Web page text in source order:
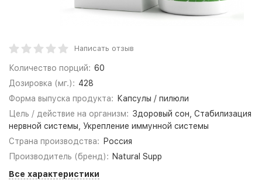
Написать отзыв
Количество порций: 60
Дозировка (мг.): 428
Форма выпуска продукта:
Капсулы / пилюли
Цель / действие на организм: Здоровый сон, Стабилизация
нервной системы, Укрепление иммунной системы
Страна производства:
Россия
Производитель (бренд): Natural Supp
Все характеристики